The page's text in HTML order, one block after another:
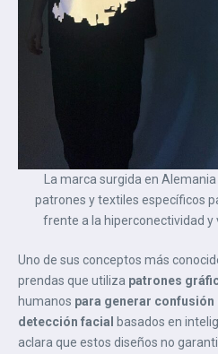
La marca surgida en
patrones y textiles específicos
frente a la hiperconectividad y
Uno de sus conceptos más
prendas que utiliza patrones
humanos para generar
detección facial
basados en
aclara que estos diseños no